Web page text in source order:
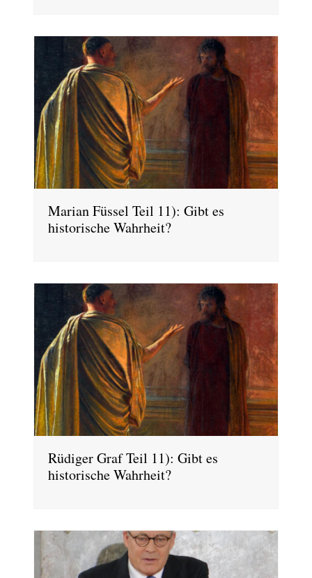
Marian Füssel Teil 11): Gibt es
historische Wahrheit?
Rüdiger Graf Teil 11): Gibt es
historische Wahrheit?